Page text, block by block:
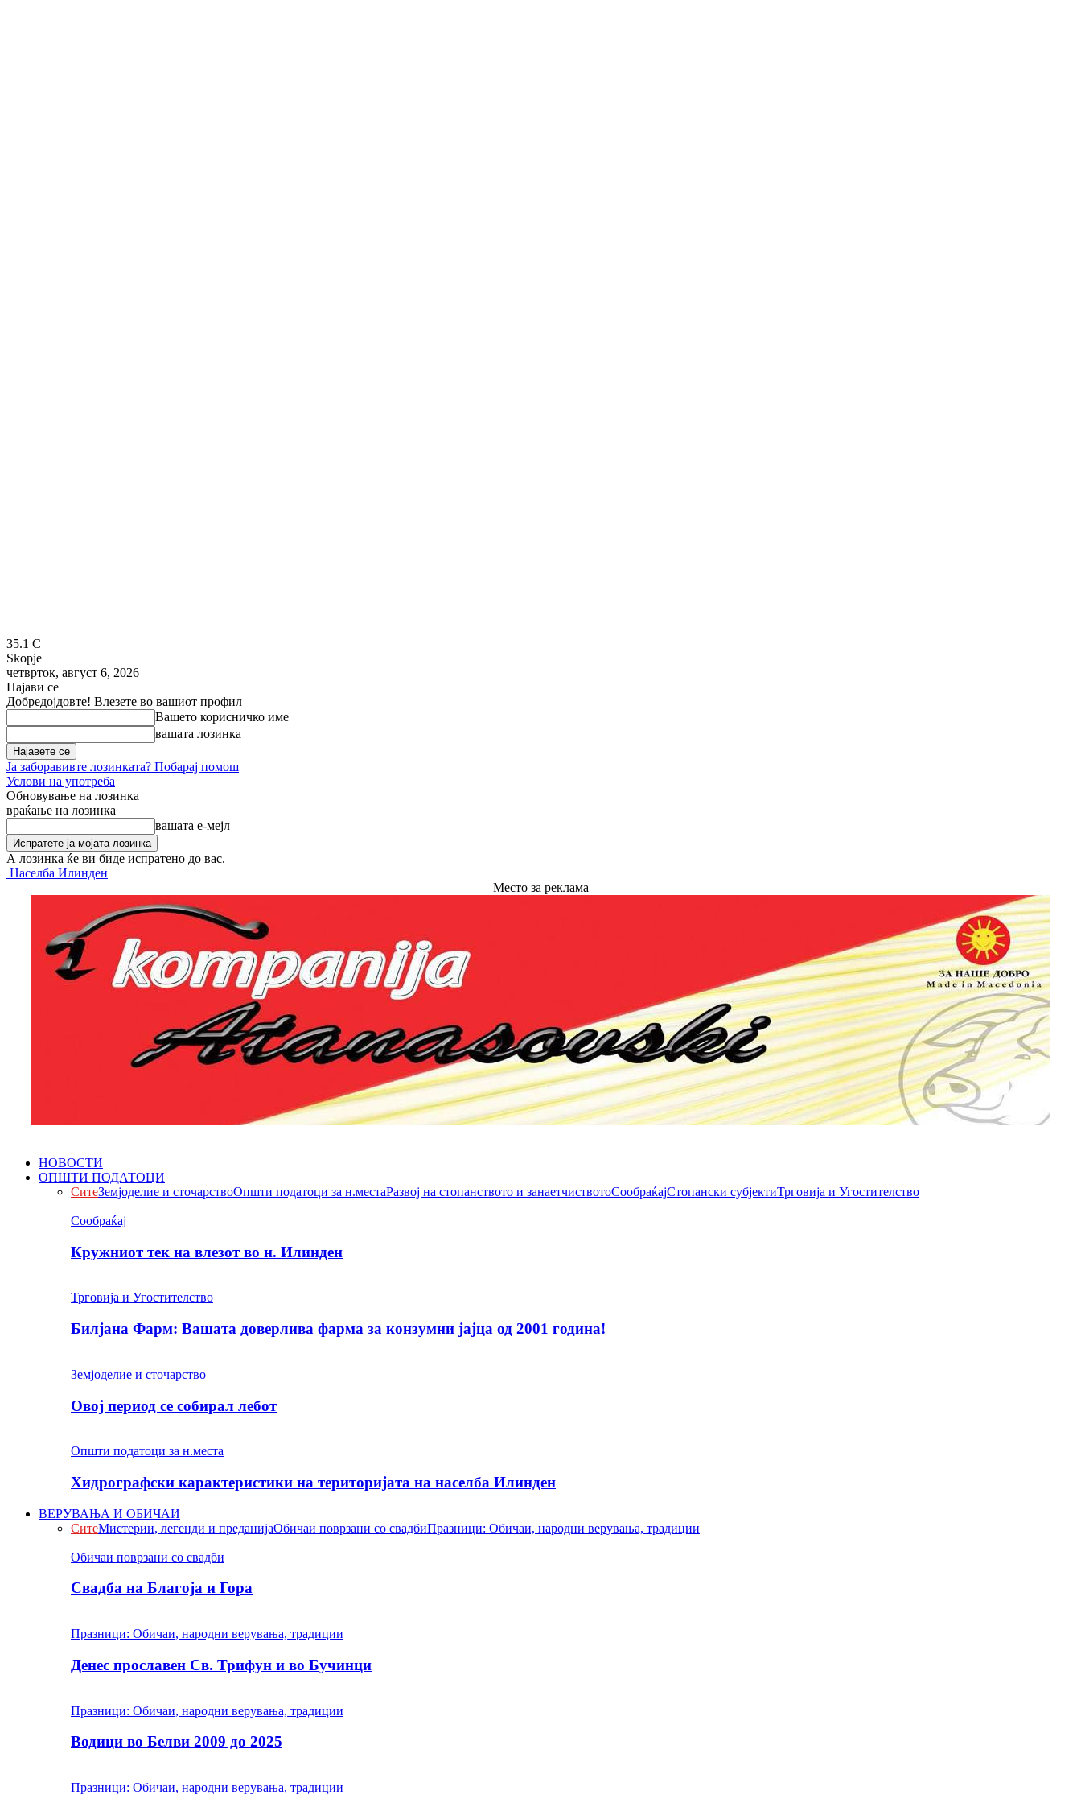
35.1 C
Skopje
четврток, август 6, 2026
Најави се
Добредојдовте! Влезете во вашиот профил
Вашето корисничко име
вашата лозинка
Ја заборавивте лозинката? Побарај помош
Услови на употреба
Обновување на лозинка
враќање на лозинка
вашата е-мејл
А лозинка ќе ви биде испратено до вас.
Населба Илинден
Место за реклама
НОВОСТИ
ОПШТИ ПОДАТОЦИ
СитеЗемјоделие и сточарствоОпшти податоци за н.местаРазвој на стопанството и занаетчиствотоСообраќајСтопански субјектиТрговија и Угостителство
Сообраќај
Кружниот тек на влезот во н. Илинден
Трговија и Угостителство
Билјана Фарм: Вашата доверлива фарма за конзумни јајца од 2001 година!
Земјоделие и сточарство
Овој период се собирал лебот
Општи податоци за н.места
Хидрографски карактеристики на територијата на населба Илинден
ВЕРУВАЊА И ОБИЧАИ
СитеМистерии, легенди и преданијаОбичаи поврзани со свадбиПразници: Обичаи, народни верувања, традиции
Обичаи поврзани со свадби
Свадба на Благоја и Гора
Празници: Обичаи, народни верувања, традиции
Денес прославен Св. Трифун и во Бучинци
Празници: Обичаи, народни верувања, традиции
Водици во Белви 2009 до 2025
Празници: Обичаи, народни верувања, традиции